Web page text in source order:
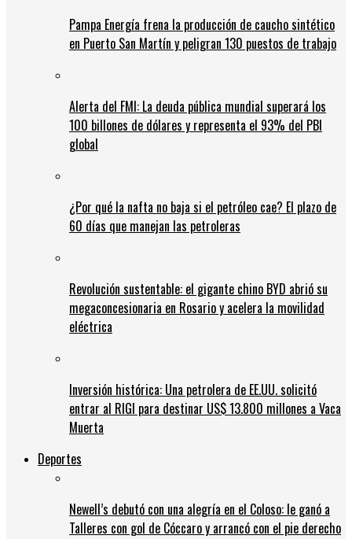
Pampa Energía frena la producción de caucho sintético
en Puerto San Martín y peligran 130 puestos de trabajo
Alerta del FMI: La deuda pública mundial superará los
100 billones de dólares y representa el 93% del PBI
global
¿Por qué la nafta no baja si el petróleo cae? El plazo de
60 días que manejan las petroleras
Revolución sustentable: el gigante chino BYD abrió su
megaconcesionaria en Rosario y acelera la movilidad
eléctrica
Inversión histórica: Una petrolera de EE.UU. solicitó
entrar al RIGI para destinar US$ 13.800 millones a Vaca
Muerta
Deportes
Newell’s debutó con una alegría en el Coloso: le ganó a
Talleres con gol de Cóccaro y arrancó con el pie derecho